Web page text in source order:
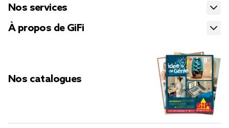
Nos services
À propos de GiFi
Nos catalogues